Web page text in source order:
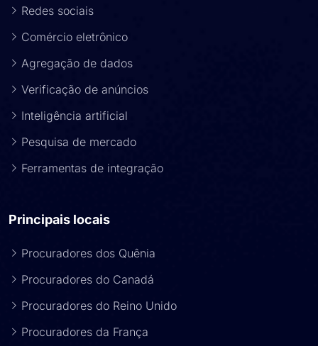
Redes sociais
Comércio eletrônico
Agregação de dados
Verificação de anúncios
Inteligência artificial
Pesquisa de mercado
Ferramentas de integração
Principais locais
Procuradores dos Quênia
Procuradores do Canadá
Procuradores do Reino Unido
Procuradores da França